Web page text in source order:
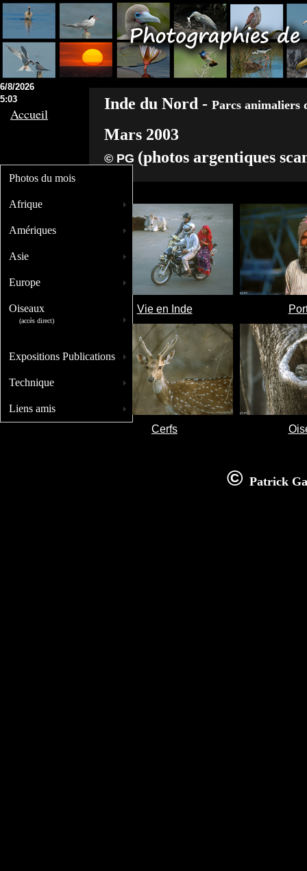
6/8/2026
5:03
Accueil
Photos du mois
Afrique
Amériques
Asie
Europe
Oiseaux
(accès direct)
Expositions Publications
Technique
Liens amis
Inde du Nord - Parcs animaliers
Mars 2003
© PG (photos argentiques
Vie en Inde
Cerfs
© Patrick